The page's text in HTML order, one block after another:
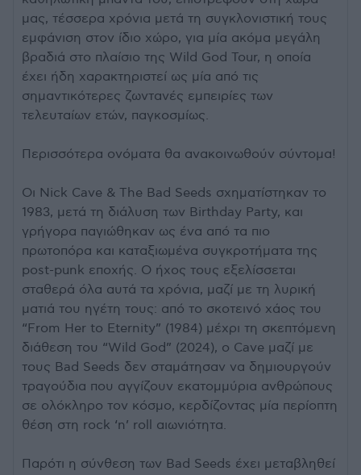
μας, τέσσερα χρόνια μετά τη συγκλονιστική τους
εμφάνιση στον ίδιο χώρο, για μία ακόμα μεγάλη
βραδιά στο πλαίσιο της Wild God Tour, η οποία
έχει ήδη χαρακτηριστεί ως μία από τις
σημαντικότερες ζωντανές εμπειρίες των
τελευταίων ετών, παγκοσμίως.
Περισσότερα ονόματα θα ανακοινωθούν σύντομα!
Οι Nick Cave & The Bad Seeds σχηματίστηκαν το
1983, μετά τη διάλυση των Birthday Party, και
γρήγορα παγιώθηκαν ως ένα από τα πιο
πρωτοπόρα και καταξιωμένα συγκροτήματα της
post-punk εποχής. Ο ήχος τους εξελίσσεται
σταθερά όλα αυτά τα χρόνια, μαζί με τη λυρική
ματιά του ηγέτη τους: από το σκοτεινό χάος του
“From Her to Eternity” (1984) μέχρι τη σκεπτόμενη
διάθεση του “Wild God” (2024), o Cave μαζί με
τους Bad Seeds δεν σταμάτησαν να δημιουργούν
τραγούδια που αγγίζουν εκατομμύρια ανθρώπους
σε ολόκληρο τον κόσμο, κερδίζοντας μία περίοπτη
θέση στη rock ‘n’ roll αιωνιότητα.
Παρότι η σύνθεση των Bad Seeds έχει μεταβληθεί